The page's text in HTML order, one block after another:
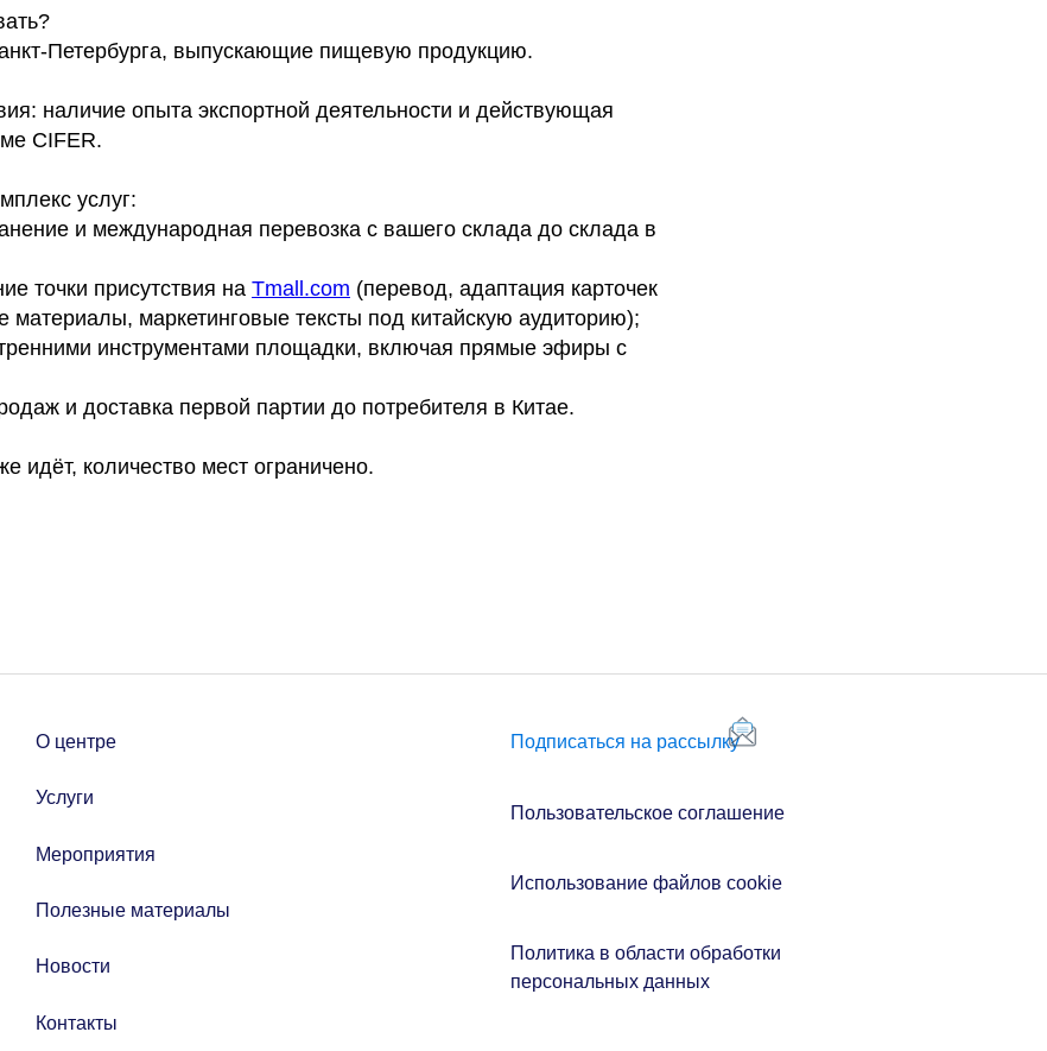
Петербурга, выпускающие пищевую продукцию.
наличие опыта экспортной деятельности и действующая
CIFER.
услуг:
и международная перевозка с вашего склада до склада в
точки присутствия на Tmall.com (перевод, адаптация карточек
материалы, маркетинговые тексты под китайскую аудиторию);
инструментами площадки, включая прямые эфиры с
и доставка первой партии до потребителя в Китае.
идёт, количество мест ограничено.
О центре
Услуги
Мероприятия
Полезные материалы
Новости
Контакты
Подписаться на рассылку
Пользовательское соглашение
Использование файлов cookie
Политика в области обработки
персональных данных